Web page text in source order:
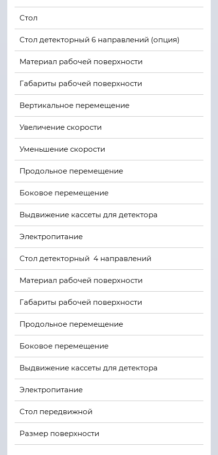
Стол
Стол детекторный 6 направлений (опция)
Материал рабочей поверхности
Габариты рабочей поверхности
Вертикальное перемещение
Увеличение скорости
Уменьшение скорости
Продольное перемещение
Боковое перемещение
Выдвижение кассеты для детектора
Электропитание
Стол детекторный 4 направлений
Материал рабочей поверхности
Габариты рабочей поверхности
Продольное перемещение
Боковое перемещение
Выдвижение кассеты для детектора
Электропитание
Стол передвижной
Размер поверхности